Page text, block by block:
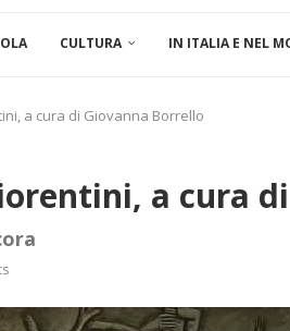
CULTURA IN ITALIA E NEL
a cura di Giovanna Borrello
a cura